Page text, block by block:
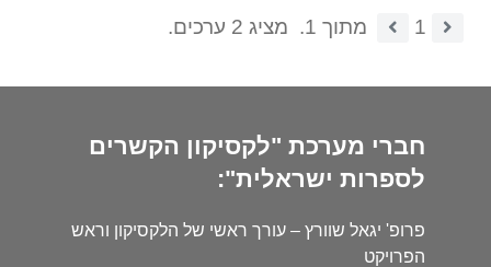
1 מתוך 1. מציג 2 ערכים.
חברי מערכת "לקסיקון הקשרים
לספרות ישראלית":
פרופ' יגאל שוורץ – עורך ראשי של הלקסיקון וראש
הפרויקט